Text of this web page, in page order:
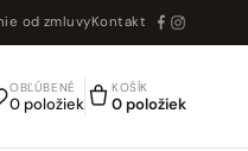
od zmluvyKontakt
OBĽÚBENÉ
0 položiek
KOŠÍK
0 položiek